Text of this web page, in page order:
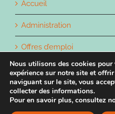
Accueil
Administration
Offres d’emploi
Contact
Nous utilisons des cookies
expérience sur notre site et
naviguant sur le site, vous
collecter des informations.
Pour en savoir plus, consultez